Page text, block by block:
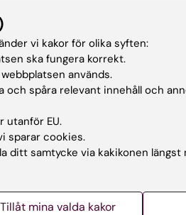
Stöd forskning och
Karolinska Institutet
vi kakor för olika syften:
ska fungera korrekt.
används.
och spåra relevant innehåll och
utanför EU.
sparar cookies.
ditt samtycke via kakikonen
Tillåt mina valda kakor